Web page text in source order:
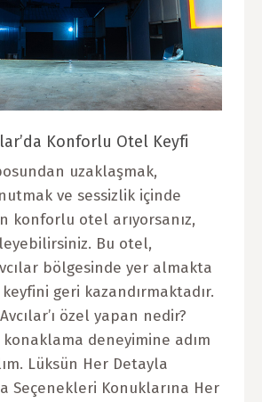
Konforlu Otel Keyfi
uzaklaşmak,
ve sessizlik içinde
konforlu otel arıyorsanız,
Bu otel,
bölgesinde yer almakta
geri kazandırmaktadır.
özel yapan nedir?
deneyimine adım
Lüksün Her Detayla
Seçenekleri Konuklarına Her